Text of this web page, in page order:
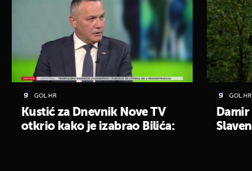
GOL.HR
Kustić za Dnevnik Nove TV
otkrio kako je izabrao Bilića:
GOL.HR